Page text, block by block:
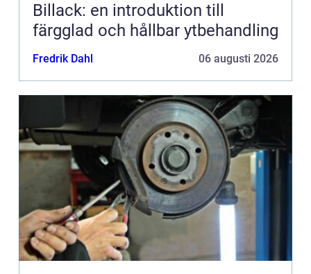
Billack: en introduktion till
färgglad och hållbar ytbehandling
Fredrik Dahl 06 augusti 2026